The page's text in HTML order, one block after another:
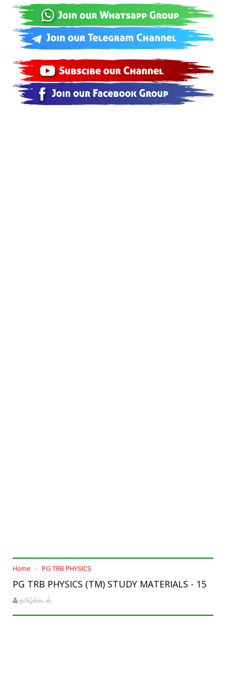
Home PG TRB PHYSICS
PG TRB PHYSICS (TM) STUDY MATERIALS - 15
தமிழ்க்கடல்